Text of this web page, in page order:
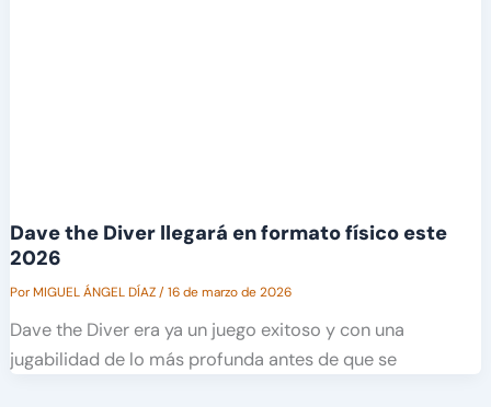
Dave the Diver llegará en formato físico este
2026
PorMIGUEL ÁNGEL DÍAZ/16 de marzo de 2026
Dave the Diver era ya un juego exitoso y con una
jugabilidad de lo más profunda antes de que se